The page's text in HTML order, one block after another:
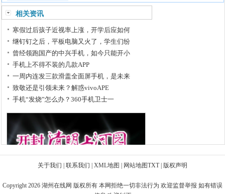
相关资讯
寒假过后孩子近视率上涨，开学后应如何
继钉钉之后，平板电脑又火了，学生们纷
曾经领跑国产的中兴手机，如今只能开小
手机上不得不装的几款APP
一周内连发三款滑盖全面屏手机，是未来
致敬还是引领未来？解惑vivoAPE
手机“发烧”怎么办？360手机卫士一
关于我们 联系我们 XML地图 网站地图TXT| 版权声明
Copyright 2026 湖州在线网 版权所有 本网拒绝一切非法行为 欢迎监督举报 如有错误